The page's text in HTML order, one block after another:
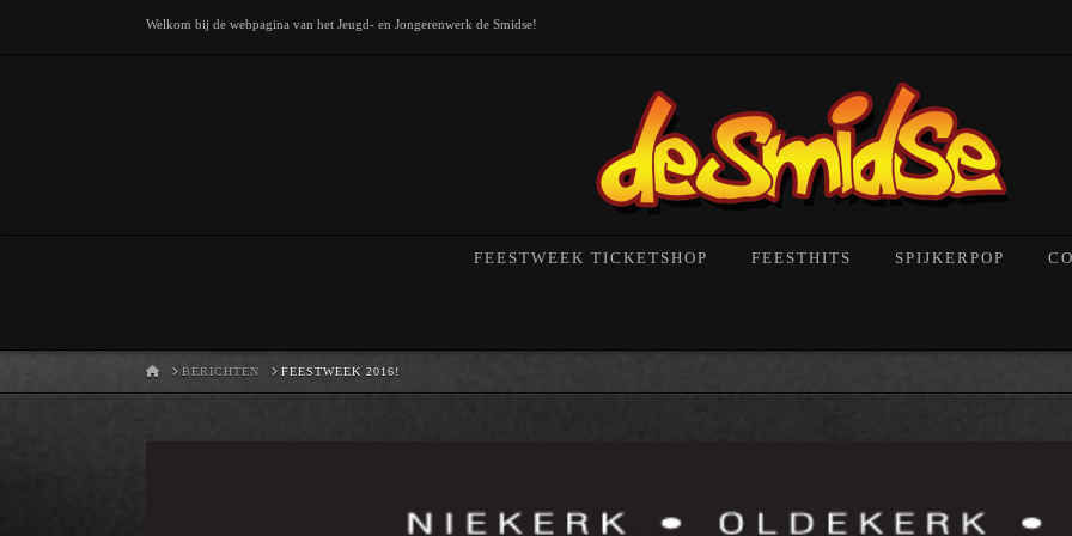
Welkom bij de webpagina van het Jeugd- en Jongerenwerk de Smidse!
FEESTWEEK TICKETSHOP FEESTHITS SPIJKERPOP
HOMEBERICHTEN FEESTWEEK 2016!